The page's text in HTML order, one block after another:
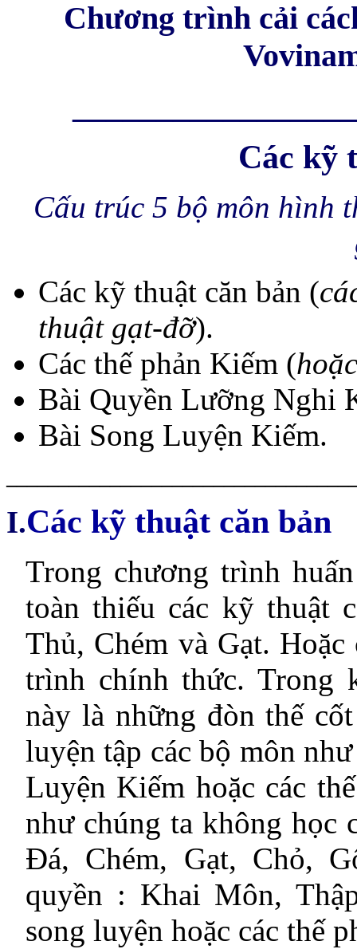
Chương trình cải
Các kỹ
Cấu trúc 5 bộ môn hình
Các kỹ thuật căn bản (
thuật gạt-đỡ).
Các thế phản Kiếm (
Bài Quyền Lưỡng Nghi
Bài Song Luyện Kiếm.
I.Các kỹ thuật căn bản
Trong chương trình
toàn thiếu các kỹ thuật
Thủ, Chém và Gạt.
trình chính thức. Trong
này là những đòn thế
luyện tập các bộ môn
Luyện Kiếm hoặc các
như chúng ta không học
Đá, Chém, Gạt, Chỏ,
quyền : Khai Môn,
song luyện hoặc các thế